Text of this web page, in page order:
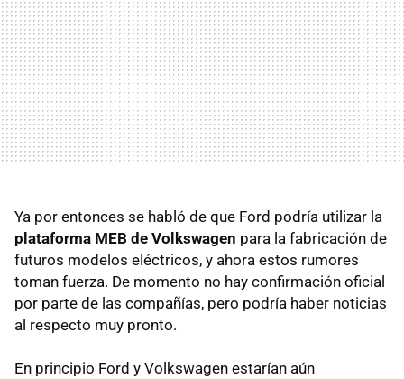
Ya por entonces se habló de que Ford podría utilizar la
plataforma MEB de Volkswagen para la fabricación de
futuros modelos eléctricos, y ahora estos rumores
toman fuerza. De momento no hay confirmación oficial
por parte de las compañías, pero podría haber noticias
al respecto muy pronto.
En principio Ford y Volkswagen estarían aún